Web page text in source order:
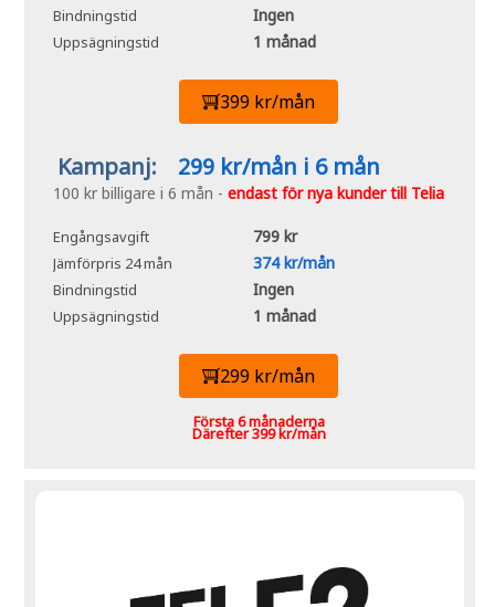
Bindningstid Ingen
Uppsägningstid 1 månad
399 kr/mån
Kampanj: 299 kr/mån i 6 mån
100 kr billigare i 6 mån - endast för nya kunder till Telia
Engångsavgift 799 kr
Jämförpris 24 mån 374 kr/mån
Bindningstid Ingen
Uppsägningstid 1 månad
299 kr/mån
Första 6 månaderna
Därefter 399 kr/mån